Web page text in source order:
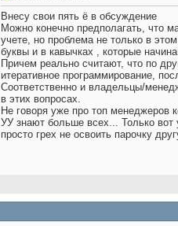
Внесу свои пять ё в обсуждение
Можно конечно предполагать, что
учете, но проблема не только в
буквы и в кавычках , которые
Причем реально считают, что по
итеративное программирование,
Соответственно и владельцы/
в этих вопросах.
Не говоря уже про топ менеджеров
УУ знают больше всех... Только вот
просто грех не освоить парочку